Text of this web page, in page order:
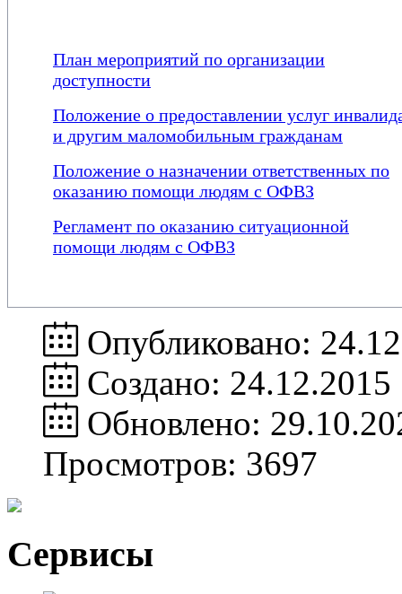
План мероприятий по организации
доступности
Положение о предоставлении услуг
и другим маломобильным гражданам
Положение о назначении ответственных по
оказанию помощи людям с ОФВЗ
Регламент по оказанию ситуационной
помощи людям с ОФВЗ
Опубликовано:
Создано: 24.12.2015
Обновлено:
Просмотров: 3697
Сервисы